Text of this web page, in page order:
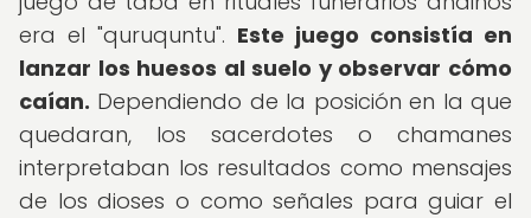
era el "quruquntu". Este juego consistía en
lanzar los huesos al suelo y observar cómo
caían. Dependiendo de la posición en la que
quedaran, los sacerdotes o chamanes
interpretaban los resultados como mensajes
de los dioses o como señales para guiar el